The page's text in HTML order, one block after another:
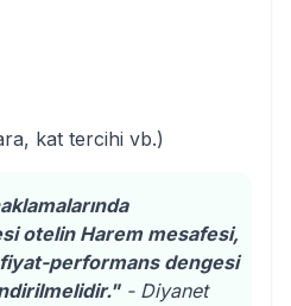
kat tercihi vb.)
otelin Harem mesafesi,
performans dengesi
- Diyanet